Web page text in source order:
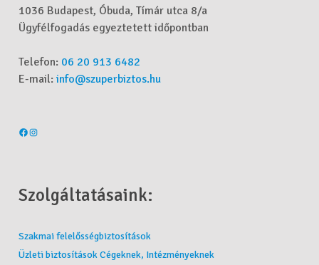
1036 Budapest, Óbuda, Tímár utca 8/a
Ügyfélfogadás egyeztetett időpontban
Telefon: 06 20 913 6482
E-mail:info@szuperbiztos.hu
Szolgáltatásaink:
Szakmai felelősségbiztosítások
Üzleti biztosítások Cégeknek, Intézményeknek